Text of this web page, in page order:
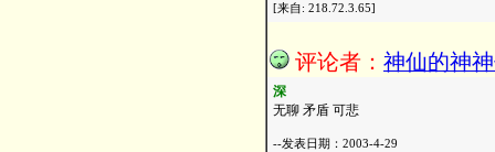
[来自: 218.72.3.65]
评论者： 神仙的神
深
无聊 矛盾 可悲
--发表日期：2003-4-29